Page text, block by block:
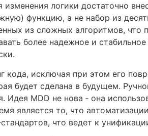
логики достаточно
функцию, а не набор из
из сложных алгоритмов, что
более надежное и
кода, исключая при этом его
будет сделана в будущем.
Идея MDD не нова ‑ она
является то, что
что ведет к